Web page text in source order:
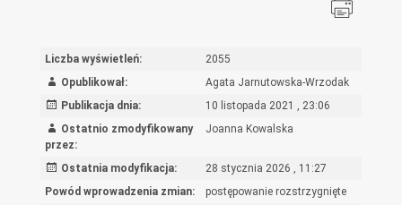
Liczba wyświetleń:
2055
Opublikował:
Agata Jarnutowska-Wrzodak
Publikacja dnia:
10 listopada 2021 , 23:06
Ostatnio zmodyfikowany
przez:
Joanna Kowalska
Ostatnia modyfikacja:
28 stycznia 2026 , 11:27
Powód wprowadzenia zmian:
postępowanie rozstrzygnięte